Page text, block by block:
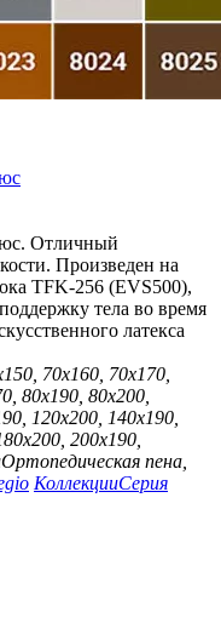
Отличный
Произведен на
TFK-256 (EVS500),
тела во время
латекса
70х160, 70х170,
80х190, 80х200,
120х200, 140х190,
200х190,
Ортопедическая пена,
КоллекцииСерия